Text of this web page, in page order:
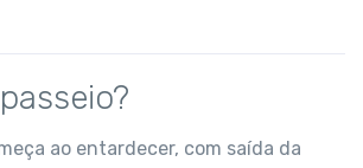
ao entardecer, com saída da